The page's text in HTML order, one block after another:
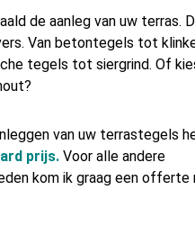
de aanleg van uw terras.
Van betontegels tot
tegels tot siergrind. Of
van uw terrastegels
prijs. Voor alle andere
kom ik graag een offerte